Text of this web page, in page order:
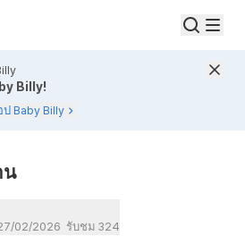
Billy!
Baby Billy
น
02/2026 รับชม 324